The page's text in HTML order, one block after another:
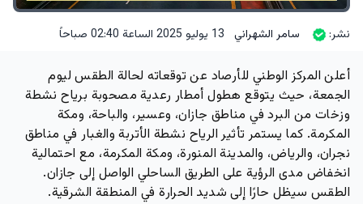
نشر: سامر الشهراني 13 يوليو 2025 الساعة 02:40 صباحاً
أعلن المركز الوطني للأرصاد عن توقعاته لحالة الطقس ليوم
الجمعة، حيث يتوقع هطول أمطار رعدية مصحوبة برياح نشطة
وزخات من البرد في مناطق جازان، وعسير، والباحة، ومكة
المكرمة. كما يستمر تأثير الرياح نشطة الأتربة والغبار في مناطق
نجران، والرياض، والمدينة المنورة، ومكة المكرمة، مع احتمالية
انخفاض مدى الرؤية على الطريق الساحلي الواصل إلى جازان.
الطقس سيظل حارًا إلى شديد الحرارة في المنطقة الشرقية.